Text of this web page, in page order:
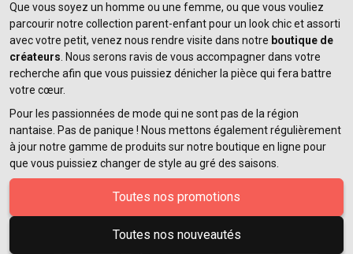
Que vous soyez un homme ou une femme, ou que vous vouliez
parcourir notre collection parent-enfant pour un look chic et assorti
avec votre petit, venez nous rendre visite dans notre boutique de
créateurs. Nous serons ravis de vous accompagner dans votre
recherche afin que vous puissiez dénicher la pièce qui fera battre
votre cœur.
Pour les passionnées de mode qui ne sont pas de la région
nantaise. Pas de panique ! Nous mettons également régulièrement
à jour notre gamme de produits sur notre boutique en ligne pour
que vous puissiez changer de style au gré des saisons.
Toutes nos promotions
Toutes nos nouveautés